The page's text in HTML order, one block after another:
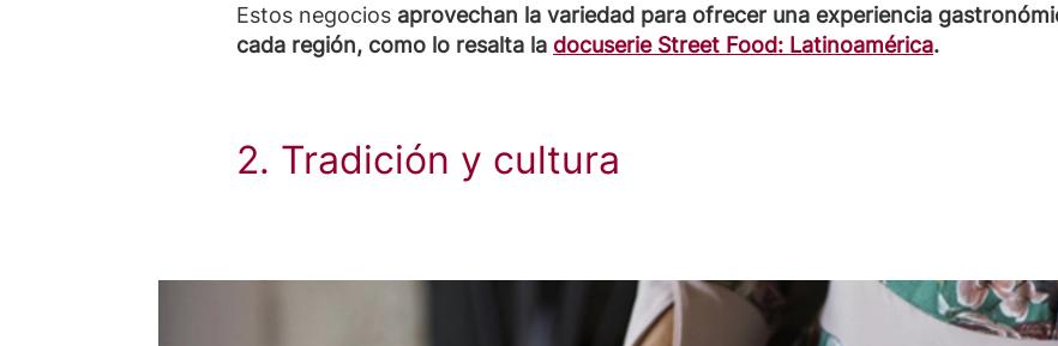
Estos negocios aprovechan la variedad para ofrecer una experiencia
cada región, como lo resalta la docuserie Street Food: Latinoamérica.
2. Tradición y cultura